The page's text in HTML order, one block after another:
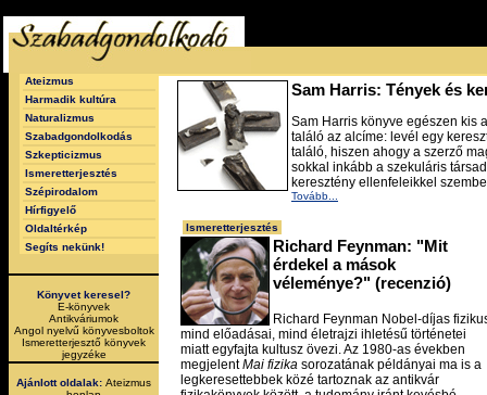
Ateizmus
Harmadik kultúra
Naturalizmus
Szabadgondolkodás
Szkepticizmus
Ismeretterjesztés
Szépirodalom
Hírfigyelő
Oldaltérkép
Segíts nekünk!
Könyvet keresel?
E-könyvek
Antikváriumok
Angol nyelvű könyvesboltok
Ismeretterjesztő könyvek
jegyzéke
Ajánlott oldalak: Ateizmus
Sam Harris: Tények és
Sam Harris könyve egészen kis
találó az alcíme: levél egy
találó, hiszen ahogy a szerző
sokkal inkább a szekuláris
keresztény ellenfeleikkel
Tovább...
Ismeretterjesztés
Richard Feynman: "Mit
érdekel a mások
véleménye?" (recenzió)
Richard Feynman Nobel-díjas
mind előadásai, mind életrajzi ihletésű történetei
miatt egyfajta kultusz övezi. Az 1980-as években
megjelentMai fizika sorozatának példányai ma is a
legkeresettebbek közé tartoznak az antikvár